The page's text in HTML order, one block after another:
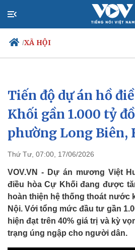
/XÃ HỘI
Chính trị
Đảng
Tổ chức nhân sự
Quốc hội
Nhận diện sự thật
Xã
Tin
Dự
Tiến độ dự án hồ
Khối gần 1.000 tỷ
phường Long Biên,
Thứ Tư, 07:00, 17/06/2026
VOV.VN - Dự án mương Việt
điều hòa Cự Khối đang được
hoàn thiện hệ thống thoát nước
Nội. Với tổng mức đầu tư gần
hiện đạt trên 40% giá trị và kỳ
trạng úng ngập cho người dân.